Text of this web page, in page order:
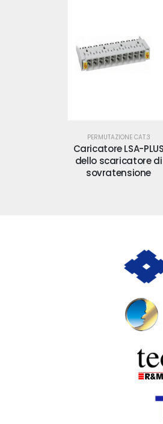
PERMUTAZIONE CAT.3
Connettore
MiniPicabond Blu